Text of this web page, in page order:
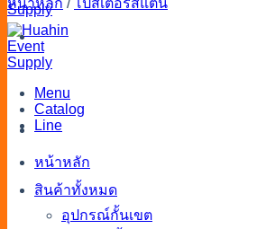
Menu
Catalog
Line
หน้าหลัก
สินค้าทั้งหมด
อุปกรณ์กั้นเขต
หน้าหลัก / โปสเตอร์สแตน